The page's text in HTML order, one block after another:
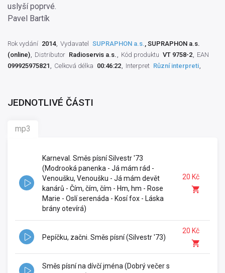
uslyší poprvé.
Pavel Bartík
Rok vydání 2014 Vydavatel SUPRAPHON a.s., SUPRAPHON a.s.
(online)
Distributor Radioservis a.s. Kód produktu VT 9758-2
EAN
099925975821
Celková délka 00:46:22 Interpret Různí interpreti
JEDNOTLIVÉ ČÁSTI
mp3
Karneval. Směs písní Silvestr '73
(Modrooká panenka - Já mám rád -
Venoušku, Venoušku - Já mám devět
kanárů - Čím, čím, čím - Hm, hm - Rose
Marie - Oslí serenáda - Kosí fox - Láska
brány otevírá)
20 Kč
Pepíčku, začni. Směs písní (Silvestr '73)
20 Kč
Směs písní na dívčí jména (Dobrý večer s